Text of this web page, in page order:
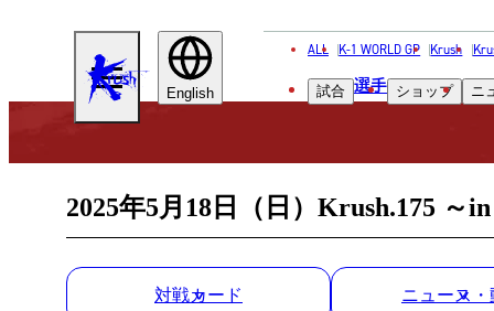
KRUSHEnglish
ALL K-1 WORLD GP Krush
試合 選手 ショップ ニ
2025年5月18日（日）Krush.175 ～
対戦カード ニュース・